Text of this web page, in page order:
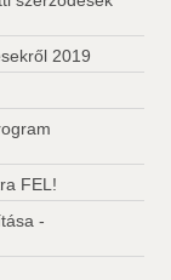
2019
FEL!
-